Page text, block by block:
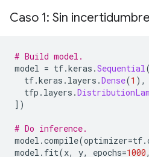
Caso 1: Sin incertidumbre
# Build model.
model = tf.keras .Sequential
tf.keras . layers .Dense(1 ),
tfp . layers .
])
# Do inference.
model .compile(optimizer=tf.
model . fit(x, y, epochs=1000,